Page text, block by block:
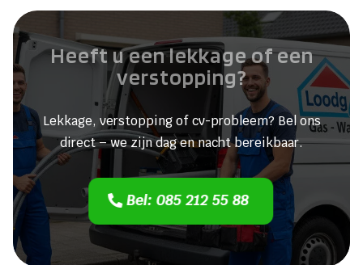
Heeft u een lekkage of een
verstopping?
Lekkage, verstopping of cv-probleem? Bel ons
direct – we zijn dag en nacht bereikbaar.
Bel: 085 212 55 88